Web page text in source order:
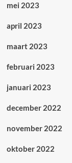
mei 2023
april 2023
maart 2023
februari 2023
januari 2023
december 2022
november 2022
oktober 2022